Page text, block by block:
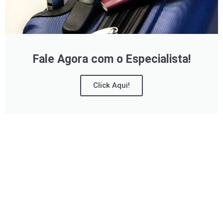
Fale Agora com o Especialista!
Click Aqui!